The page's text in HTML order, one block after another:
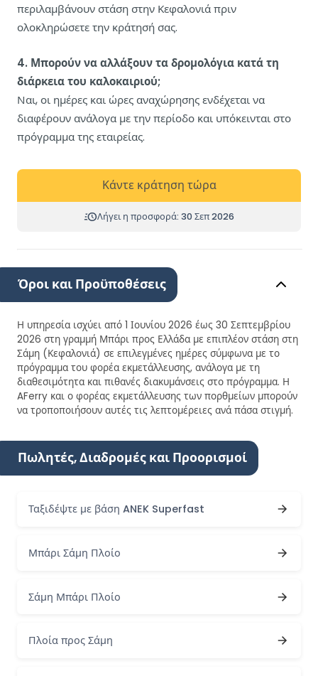
περιλαμβάνουν στάση στην Κεφαλονιά πριν
ολοκληρώσετε την κράτησή σας.
4. Μπορούν να αλλάξουν τα δρομολόγια κατά τη
διάρκεια του καλοκαιριού;
Ναι, οι ημέρες και ώρες αναχώρησης ενδέχεται να
διαφέρουν ανάλογα με την περίοδο και υπόκεινται στο
πρόγραμμα της εταιρείας.
Κάντε κράτηση τώρα
Λήγει η προσφορά: 30 Σεπ 2026
Όροι και Προϋποθέσεις
Η υπηρεσία ισχύει από 1 Ιουνίου 2026 έως 30 Σεπτεμβρίου
2026 στη γραμμή Μπάρι προς Ελλάδα με επιπλέον στάση στη
Σάμη (Κεφαλονιά) σε επιλεγμένες ημέρες σύμφωνα με το
πρόγραμμα του φορέα εκμετάλλευσης, ανάλογα με τη
διαθεσιμότητα και πιθανές διακυμάνσεις στο πρόγραμμα. Η
AFerry και ο φορέας εκμετάλλευσης των πορθμείων μπορούν
να τροποποιήσουν αυτές τις λεπτομέρειες ανά πάσα στιγμή.
Πωλητές, Διαδρομές και Προορισμοί
Ταξιδέψτε με βάση ANEK Superfast
Μπάρι Σάμη Πλοίο
Σάμη Μπάρι Πλοίο
Πλοία προς Σάμη